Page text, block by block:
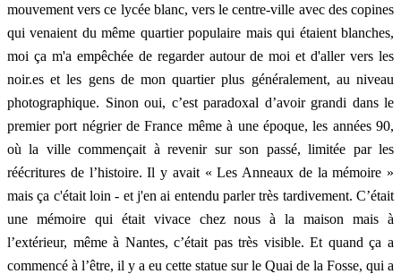
mouvement vers ce lycée blanc, vers le centre-ville avec des copines
qui venaient du même quartier populaire mais qui étaient blanches,
moi ça m'a empêchée de regarder autour de moi et d'aller vers les
noir.es et les gens de mon quartier plus généralement, au niveau
photographique. Sinon oui, c’est paradoxal d’avoir grandi dans le
premier port négrier de France même à une époque, les années 90,
où la ville commençait à revenir sur son passé, limitée par les
réécritures de l’histoire. Il y avait « Les Anneaux de la mémoire »
mais ça c'était loin - et j'en ai entendu parler très tardivement. C’était
une mémoire qui était vivace chez nous à la maison mais à
l’extérieur, même à Nantes, c’était pas très visible. Et quand ça a
commencé à l’être, il y a eu cette statue sur le Quai de la Fosse, qui a